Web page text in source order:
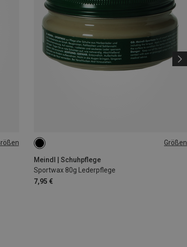
Größen
Meindl | Schuhpflege
Sportwax 80g Lederpflege
7,95 €
80G